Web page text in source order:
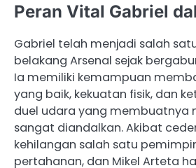
Peran Vital Gabriel
Gabriel telah menjadi salah
belakang Arsenal sejak
Ia memiliki kemampuan
yang baik, kekuatan fisik, dan
duel udara yang membuatnya
sangat diandalkan. Akibat
kehilangan salah satu
pertahanan, dan Mikel Arteta